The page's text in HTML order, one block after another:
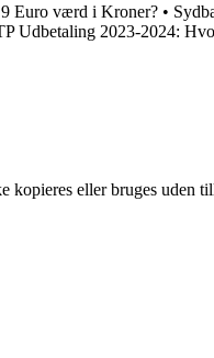
Euro værd i Kroner? •
Udbetaling 2023-2024:
eller bruges uden